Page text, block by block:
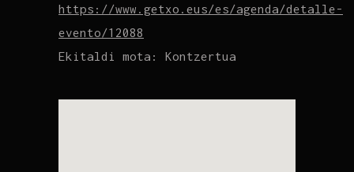
https://www.getxo.eus/es/agenda/detalle-
evento/12088
Ekitaldi mota:
Kontzertua